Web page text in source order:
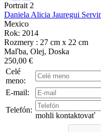
Portrait 2
Daniela Alicia Jauregui
Mexico
Rok: 2014
Rozmery : 27 cm x 22 cm
Maľba, Olej, Doska
250,00 €
Celé
meno:
E-mail:
Telefón:
mohli kontaktovať